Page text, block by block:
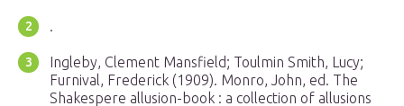
.
Ingleby, Clement Mansfield; Toulmin Smith, Lucy;
Furnival, Frederick (1909). Monro, John, ed. The
Shakespere allusion-book : a collection of allusions